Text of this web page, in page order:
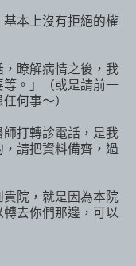
本上沒有拒絕的權
瞭解病情之後，我
。」（或是請前一
何事～）
打轉診電話，是我
請把資料備齊，過
貴院，就是因為本院
去你們那邊，可以